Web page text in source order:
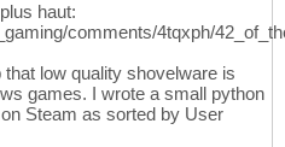
haut:
comments/4tqxph/
low quality shovelware is
games. I wrote a small python
Steam as sorted by User